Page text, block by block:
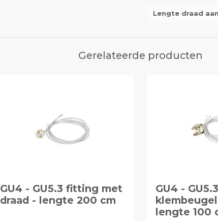
Lengte draad
Gerelateerde producten
GU4 - GU5.3 fitting met
draad - lengte 200 cm
GU4 -
lengte 100